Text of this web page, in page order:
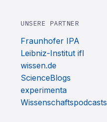
UNSERE PARTNER
Fraunhofer IPA
Leibniz-Institut ifl
wissen.de
ScienceBlogs
experimenta
Wissenschaftspodcasts